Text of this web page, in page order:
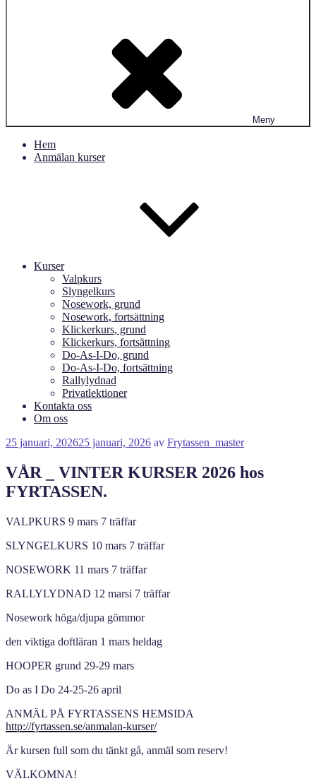
Meny
Hem
Anmälan kurser
Kurser
Valpkurs
Slyngelkurs
Nosework, grund
Nosework, fortsättning
Klickerkurs, grund
Klickerkurs, fortsättning
Do-As-I-Do, grund
Do-As-I-Do, fortsättning
Rallylydnad
Privatlektioner
Kontakta oss
Om oss
Publicerat
25 januari, 202625 januari, 2026 av Frytassen_master
VÅR _ VINTER KURSER 2026 hos
FYRTASSEN.
VALPKURS 9 mars 7 träffar
SLYNGELKURS 10 mars 7 träffar
NOSEWORK 11 mars 7 träffar
RALLYLYDNAD 12 marsi 7 träffar
Nosework höga/djupa gömmor
den viktiga doftläran 1 mars heldag
HOOPER grund 29-29 mars
Do as I Do 24-25-26 april
ANMÄL PÅ FYRTASSENS HEMSIDA
http://fyrtassen.se/anmalan-kurser/
Är kursen full som du tänkt gå, anmäl som reserv!
VÄLKOMNA!